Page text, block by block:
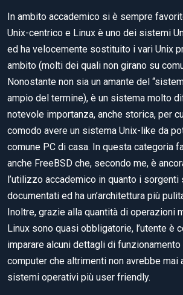
In ambito accademico si è sempre
Unix-centrico e Linux è uno dei sistemi
ed ha velocemente sostituito i vari Unix
ambito (molti dei quali non girano su
Nonostante non sia un amante del
ampio del termine), è un sistema molto
notevole importanza, anche storica, per
comodo avere un sistema Unix-like da
comune PC di casa. In questa categoria
anche FreeBSD che, secondo me, è
l’utilizzo accademico in quanto i
documentati ed ha un’architettura più
Inoltre, grazie alla quantità di operazioni
Linux sono quasi obbligatorie, l’utente è
imparare alcuni dettagli di
computer che altrimenti non avrebbe mai
sistemi operativi più user friendly.